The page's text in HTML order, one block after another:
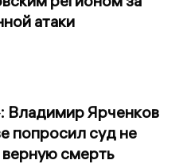
атаки
Владимир Ярченков
попросил суд не
верную смерть